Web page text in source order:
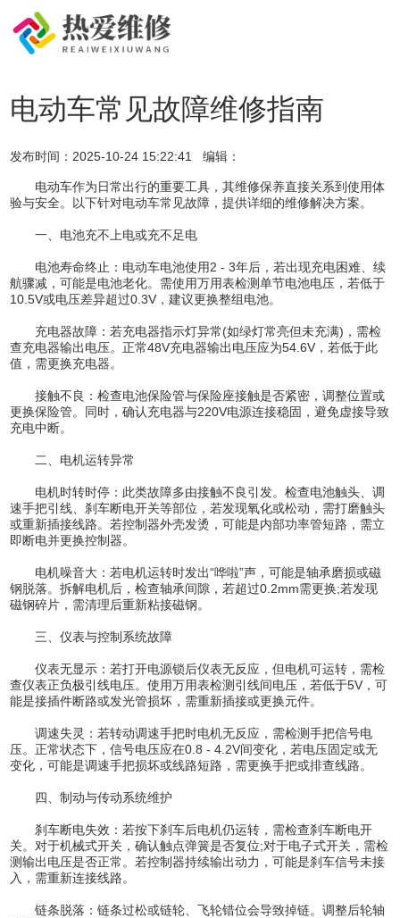
电动车常见故障维修指南
发布时间： 2025-10-24 15:22:41 编辑：
电动车作为日常出行的重要工具，其维修保养直接关系到使用体
验与安全。以下针对电动车常见故障，提供详细的维修解决方案。
一、电池充不上电或充不足电
电池寿命终止：电动车电池使用2 - 3年后，若出现充电困难、续
航骤减，可能是电池老化。需使用万用表检测单节电池电压，若低于
10.5V或电压差异超过0.3V，建议更换整组电池。
充电器故障：若充电器指示灯异常(如绿灯常亮但未充满)，需检
查充电器输出电压。正常48V充电器输出电压应为54.6V，若低于此
值，需更换充电器。
接触不良：检查电池保险管与保险座接触是否紧密，调整位置或
更换保险管。同时，确认充电器与220V电源连接稳固，避免虚接导致
充电中断。
二、电机运转异常
电机时转时停：此类故障多由接触不良引发。检查电池触头、调
速手把引线、刹车断电开关等部位，若发现氧化或松动，需打磨触头
或重新插接线路。若控制器外壳发烫，可能是内部功率管短路，需立
即断电并更换控制器。
电机噪音大：若电机运转时发出“哗啦”声，可能是轴承磨损或磁
钢脱落。拆解电机后，检查轴承间隙，若超过0.2mm需更换;若发现
磁钢碎片，需清理后重新粘接磁钢。
三、仪表与控制系统故障
仪表无显示：若打开电源锁后仪表无反应，但电机可运转，需检
查仪表正负极引线电压。使用万用表检测引线间电压，若低于5V，可
能是接插件断路或发光管损坏，需重新插接或更换元件。
调速失灵：若转动调速手把时电机无反应，需检测手把信号电
压。正常状态下，信号电压应在0.8 - 4.2V间变化，若电压固定或无
变化，可能是调速手把损坏或线路短路，需更换手把或排查线路。
四、制动与传动系统维护
刹车断电失效：若按下刹车后电机仍运转，需检查刹车断电开
关。对于机械式开关，确认触点弹簧是否复位;对于电子式开关，需检
测输出电压是否正常。若控制器持续输出动力，可能是刹车信号未接
入，需重新连接线路。
链条脱落：链条过松或链轮、飞轮错位会导致掉链。调整后轮轴